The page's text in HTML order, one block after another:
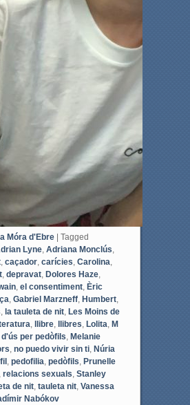
Móra d'Ebre
Tagged
Lyne, Adriana Monclús,
, caçador, carícies, Carolina,
, depravat, Dolores Haze,
, el consentiment, Èric
, Gabriel Marzneff, Humbert,
, la tauleta de nit, Les Moins de
, llibre, llibres, Lolita, M
per pedòfils, Melanie
, no puedo vivir sin ti, Núria
, pedofilia, pedòfils, Prunelle
relacions sexuals, Stanley
de nit, tauleta nit, Vanessa
Nabókov